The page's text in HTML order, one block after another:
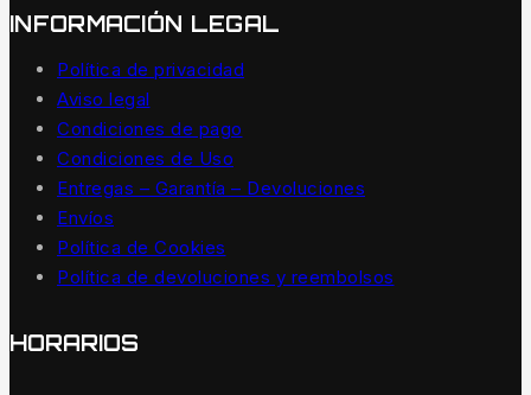
INFORMACIÓN LEGAL
Política de privacidad
Aviso legal
Condiciones de pago
Condiciones de Uso
Entregas – Garantía – Devoluciones
Envíos
Política de Cookies
Política de devoluciones y reembolsos
HORARIOS